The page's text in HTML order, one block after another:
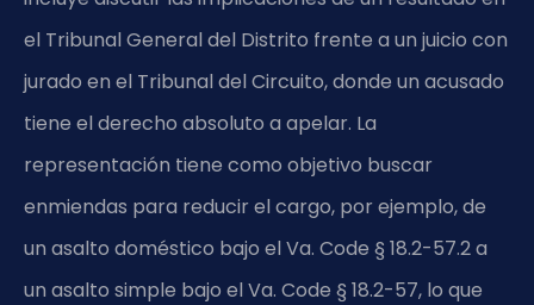
el Tribunal General del Distrito frente a un juicio con
jurado en el Tribunal del Circuito, donde un acusado
tiene el derecho absoluto a apelar. La
representación tiene como objetivo buscar
enmiendas para reducir el cargo, por ejemplo, de
un asalto doméstico bajo el Va. Code § 18.2-57.2 a
un asalto simple bajo el Va. Code § 18.2-57, lo que